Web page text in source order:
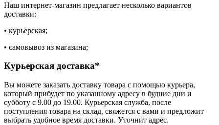
Наш интернет-магазин предлагает несколько вариантов
доставки:
• курьерская;
• самовывоз из магазина;
Курьерская доставка*
Вы можете заказать доставку товара с помощью курьера,
который прибудет по указанному адресу в будние дни и
субботу с 9.00 до 19.00. Курьерская служба, после
поступления товара на склад, свяжется с вами и предложит
выбрать удобное время доставки. Уточнит адрес.